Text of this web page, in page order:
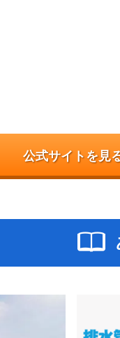
公式サイトを見